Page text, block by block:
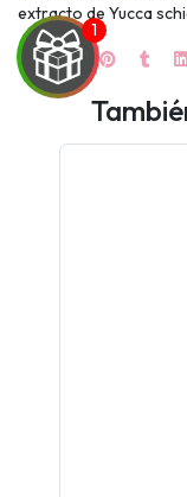
extracto de Yucca